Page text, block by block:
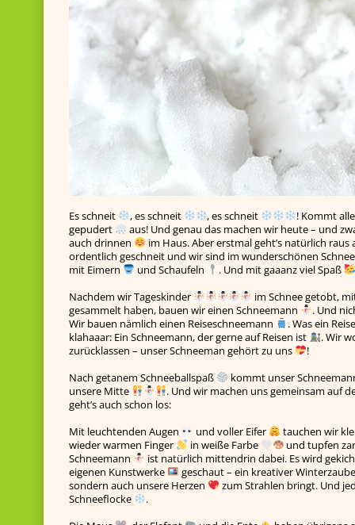
Es schneit , es schneit , es schneit
! Kommt
gepudert
aus! Und genau das machen wir heute – und
auch drinnen
im Haus. Aber erstmal geht’s natürlich
ordentlich geschneit und wir sind im wunderschönen
mit Eimern
und Schaufeln
. Und mit gaaanz viel Spaß
Nachdem wir Tageskinder
im Schnee getobt,
gesammelt haben, bauen wir einen Schneemann
. Und
Wir bauen nämlich einen Reiseschneemann
. Was ein
klahaaar: Ein Schneemann, der gerne auf Reisen ist
. Wir
zurücklassen – unser Schneeman gehört zu uns
!
Nach getanem Schneeballspaß
kommt unser
unsere Mitte
. Und wir machen uns gemeinsam auf
geht’s auch schon los:
Mit leuchtenden Augen
und voller Eifer
tauchen wir
wieder warmen Finger
in weiße Farbe
und tupfen
Schneemann
ist natürlich mittendrin dabei. Es wird
eigenen Kunstwerke
geschaut – ein kreativer
sondern auch unsere Herzen
zum Strahlen bringt. Und
Schneeflocke
.